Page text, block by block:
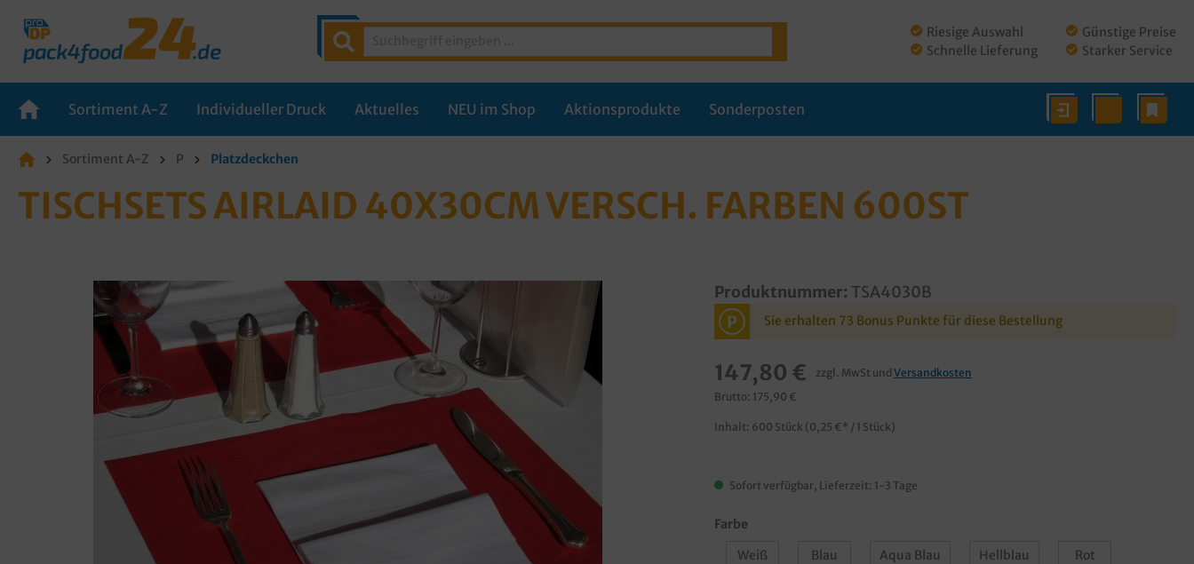
Riesige Auswahl
Schnelle Lieferung
Günstige Preise
Starker Service
Sortiment A-Z Individueller Druck Aktuelles NEU im Shop Aktionsprodukte Sonderposten
Sortiment A-Z P Platzdeckchen
TISCHSETS AIRLAID 40X30CM VERSCH. FARBEN 600ST
Produktnummer: TSA4030B
P Sie erhalten 73 Bonus Punkte für diese Bestellung
147,80 € zzgl. MwSt und Versandkosten
Brutto: 175,90 €
Inhalt: 600 Stück (0,25 €* / 1 Stück)
Sofort verfügbar, Lieferzeit: 1-3 Tage
Farbe
Weiß
Blau Aqua Blau Hellblau Rot